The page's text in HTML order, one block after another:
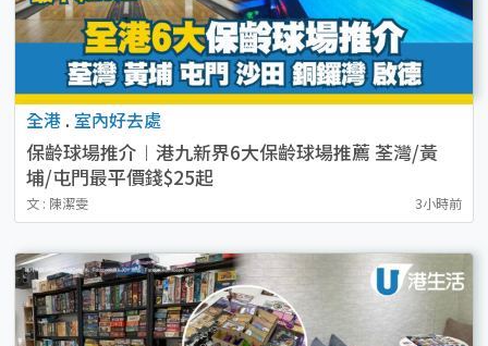
全港 . 室內好去處
保齡球場推介︱港九新界6大保齡球場推薦 荃灣/黃
埔/屯門最平價錢$25起
文 : 陳潔雯 3小時前